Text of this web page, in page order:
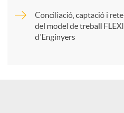
Conciliació, captació i
del model de treball
d'Enginyers